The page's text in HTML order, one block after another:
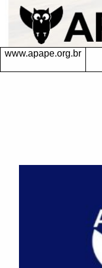
www.apape.org.br